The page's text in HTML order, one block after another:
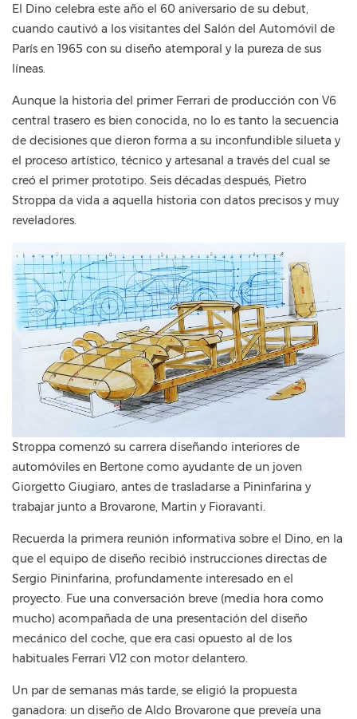
El Dino celebra este año el 60 aniversario de su debut,
cuando cautivó a los visitantes del Salón del Automóvil de
París en 1965 con su diseño atemporal y la pureza de sus
líneas.
Aunque la historia del primer Ferrari de producción con V6
central trasero es bien conocida, no lo es tanto la secuencia
de decisiones que dieron forma a su inconfundible silueta y
el proceso artístico, técnico y artesanal a través del cual se
creó el primer prototipo. Seis décadas después, Pietro
Stroppa da vida a aquella historia con datos precisos y muy
reveladores.
Stroppa comenzó su carrera diseñando interiores de
automóviles en Bertone como ayudante de un joven
Giorgetto Giugiaro, antes de trasladarse a Pininfarina y
trabajar junto a Brovarone, Martin y Fioravanti.
Recuerda la primera reunión informativa sobre el Dino, en la
que el equipo de diseño recibió instrucciones directas de
Sergio Pininfarina, profundamente interesado en el
proyecto. Fue una conversación breve (media hora como
mucho) acompañada de una presentación del diseño
mecánico del coche, que era casi opuesto al de los
habituales Ferrari V12 con motor delantero.
Un par de semanas más tarde, se eligió la propuesta
ganadora: un diseño de Aldo Brovarone que preveía una